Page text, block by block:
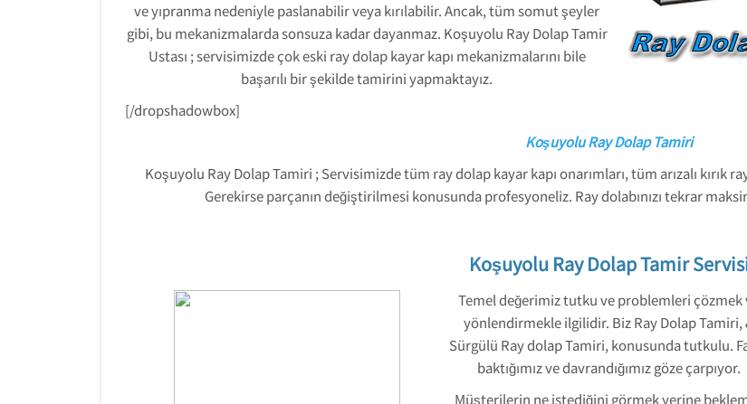
ve yıpranma nedeniyle paslanabilir veya kırılabilir. Ancak, tüm somut şeyler
gibi, bu mekanizmalarda sonsuza kadar dayanmaz. Koşuyolu Ray Dolap Tamir
Ustası ; servisimizde çok eski ray dolap kayar kapı mekanizmalarını bile
başarılı bir şekilde tamirini yapmaktayız.
[/dropshadowbox]
Koşuyolu Ray Dolap Tamiri
Koşuyolu Ray Dolap Tamiri ; Servisimizde tüm ray dolap kayar kapı onarımları, tüm arızalı kırık
Gerekirse parçanın değiştirilmesi konusunda profesyoneliz. Ray dolabınızı tekrar
Koşuyolu Ray Dolap Tamir
Temel değerimiz tutku ve problemleri çözmek
yönlendirmekle ilgilidir. Biz Ray Dolap Tamiri,
Sürgülü Ray dolap Tamiri, konusunda tutkulu.
baktığımız ve davrandığımız göze çarpıyor.
Müşterilerin ne istediğini görmek yerine